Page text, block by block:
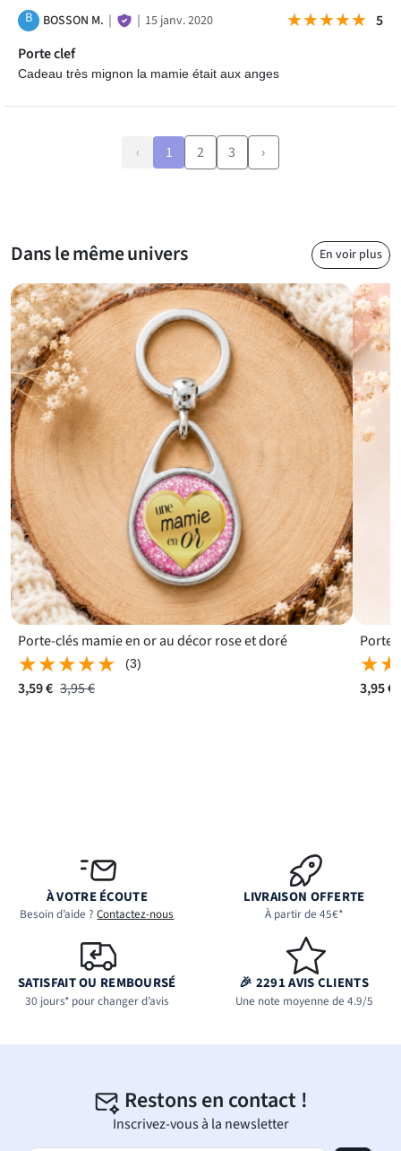
B BOSSON M. ｜ ｜ 15 janv. 2020 ★★★★★
★★★★★ 5
Porte clef
Cadeau très mignon la mamie était aux anges
‹ 1 2 3 ›
Dans le même univers En voir plus
Porte-clés mamie en or au décor rose et doré
★★★★★
★★★★★ (3)
3,59 € 3,95 € 3,95 €
À VOTRE ÉCOUTE
Besoin d’aide ?Contactez-nous
LIVRAISON OFFERTE
À partir de 45€*
SATISFAIT OU REMBOURSÉ
30 jours* pour changer d’avis
🎉 2291 AVIS CLIENTS
Une note moyenne de 4.9/5
Restons en contact !
Inscrivez-vous à la newsletter